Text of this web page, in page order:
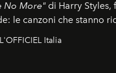
No More" di Harry Styles,
le canzoni che stanno
della stagione.
Italia